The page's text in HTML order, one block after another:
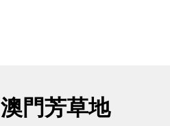
澳門芳草地